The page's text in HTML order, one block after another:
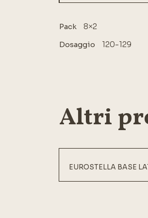
Pack 8×2
Dosaggio 120-129
Altri
EUROSTELLA BASE